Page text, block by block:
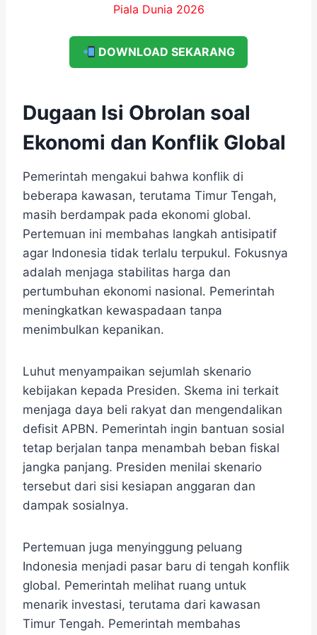
DOWNLOAD SEKARANG
Dugaan Isi Obrolan soal
Ekonomi dan Konflik Global
Pemerintah mengakui bahwa konflik di
beberapa kawasan, terutama Timur Tengah,
masih berdampak pada ekonomi global.
Pertemuan ini membahas langkah antisipatif
agar Indonesia tidak terlalu terpukul. Fokusnya
adalah menjaga stabilitas harga dan
pertumbuhan ekonomi nasional. Pemerintah
meningkatkan kewaspadaan tanpa
menimbulkan kepanikan.
Luhut menyampaikan sejumlah skenario
kebijakan kepada Presiden. Skema ini terkait
menjaga daya beli rakyat dan mengendalikan
defisit APBN. Pemerintah ingin bantuan sosial
tetap berjalan tanpa menambah beban fiskal
jangka panjang. Presiden menilai skenario
tersebut dari sisi kesiapan anggaran dan
dampak sosialnya.
Pertemuan juga menyinggung peluang
Indonesia menjadi pasar baru di tengah konflik
global. Pemerintah melihat ruang untuk
menarik investasi, terutama dari kawasan
Timur Tengah. Pemerintah membahas